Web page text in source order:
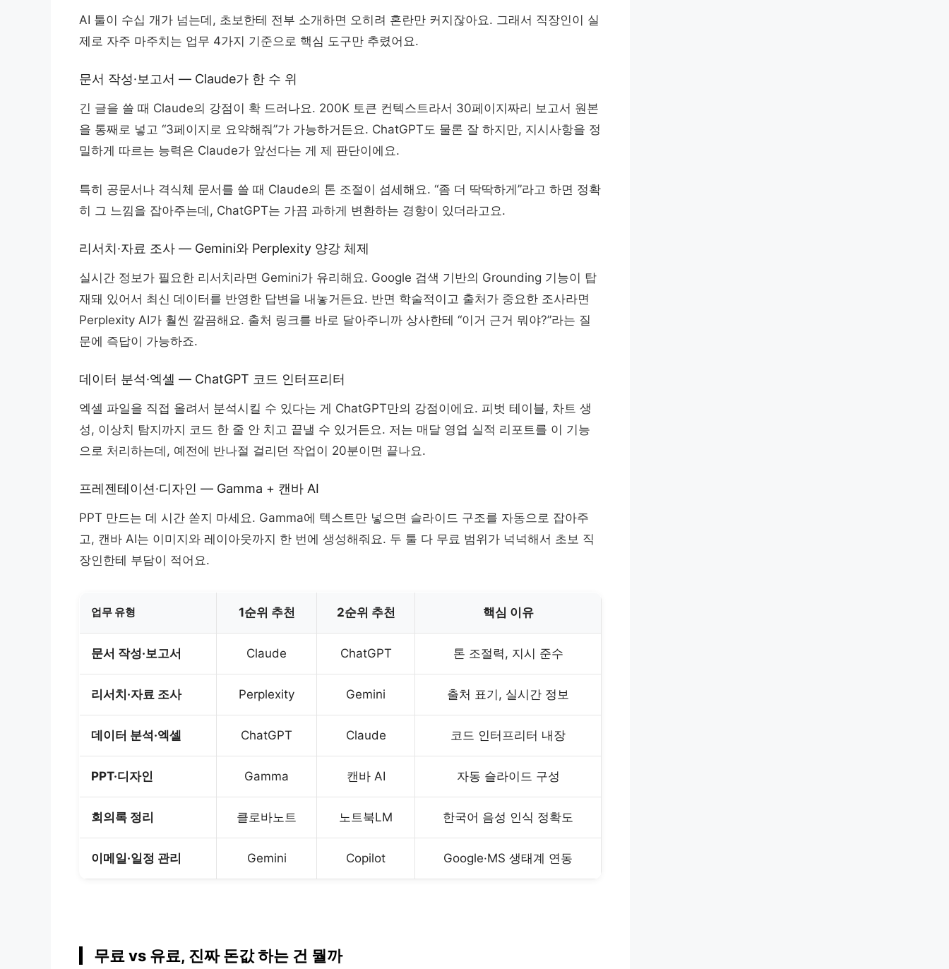
AI 툴이 수십 개가 넘는데, 초보한테 전부 소개하면 오히려 혼란만 커지잖아요. 그래서 직장인이 실
제로 자주 마주치는 업무 4가지 기준으로 핵심 도구만 추렸어요.
문서 작성·보고서 — Claude가 한 수 위
긴 글을 쓸 때 Claude의 강점이 확 드러나요. 200K 토큰 컨텍스트라서 30페이지짜리 보고서 원본
을 통째로 넣고 “3페이지로 요약해줘”가 가능하거든요. ChatGPT도 물론 잘 하지만, 지시사항을 정
밀하게 따르는 능력은 Claude가 앞선다는 게 제 판단이에요.
특히 공문서나 격식체 문서를 쓸 때 Claude의 톤 조절이 섬세해요. “좀 더 딱딱하게”라고 하면 정확
히 그 느낌을 잡아주는데, ChatGPT는 가끔 과하게 변환하는 경향이 있더라고요.
리서치·자료 조사 — Gemini와 Perplexity 양강 체제
실시간 정보가 필요한 리서치라면 Gemini가 유리해요. Google 검색 기반의 Grounding 기능이 탑
재돼 있어서 최신 데이터를 반영한 답변을 내놓거든요. 반면 학술적이고 출처가 중요한 조사라면
Perplexity AI가 훨씬 깔끔해요. 출처 링크를 바로 달아주니까 상사한테 “이거 근거 뭐야?”라는 질
문에 즉답이 가능하죠.
데이터 분석·엑셀 — ChatGPT 코드 인터프리터
엑셀 파일을 직접 올려서 분석시킬 수 있다는 게 ChatGPT만의 강점이에요. 피벗 테이블, 차트 생
성, 이상치 탐지까지 코드 한 줄 안 치고 끝낼 수 있거든요. 저는 매달 영업 실적 리포트를 이 기능
으로 처리하는데, 예전에 반나절 걸리던 작업이 20분이면 끝나요.
프레젠테이션·디자인 — Gamma + 캔바 AI
PPT 만드는 데 시간 쏟지 마세요. Gamma에 텍스트만 넣으면 슬라이드 구조를 자동으로 잡아주
고, 캔바 AI는 이미지와 레이아웃까지 한 번에 생성해줘요. 두 툴 다 무료 범위가 넉넉해서 초보 직
장인한테 부담이 적어요.
업무 유형 1순위 추천 2순위 추천 핵심 이유
문서 작성·보고서 Claude ChatGPT 톤 조절력, 지시 준수
리서치·자료 조사 Perplexity Gemini 출처 표기, 실시간 정보
데이터 분석·엑셀 ChatGPT Claude 코드 인터프리터 내장
PPT·디자인 Gamma 캔바 AI 자동 슬라이드 구성
회의록 정리 클로바노트 노트북LM 한국어 음성 인식 정확도
이메일·일정 관리 Gemini Copilot Google·MS 생태계 연동
무료 vs 유료, 진짜 돈값 하는 건 뭘까